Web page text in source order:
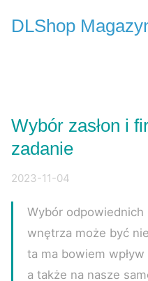
DLShop
Wybór zasłon i
zadanie
2023-11-04
Wybór odpowiednich
wnętrza może być
ta ma bowiem
a także na nasze